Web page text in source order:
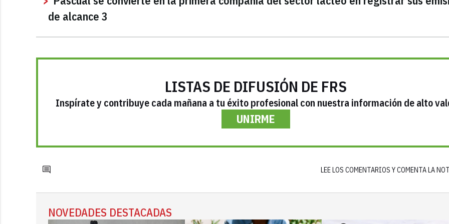
de alcance 3
LISTAS DE DIFUSIÓN DE FRS
Inspírate y contribuye cada mañana a tu éxito profesional con nuestra información de alto
UNIRME
LEE LOS COMENTARIOS Y COMENTA LA
NOVEDADES DESTACADAS